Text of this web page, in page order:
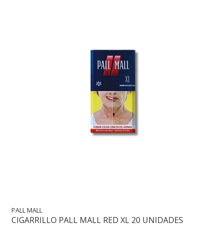
PALL MALL
CIGARRILLO PALL MALL RED XL 20 UNIDADES